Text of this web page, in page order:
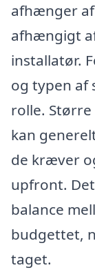
afhænger
afhængigt
installatør.
og typen af
rolle.
kan
de kræver
upfront.
balance
budgettet,
taget.